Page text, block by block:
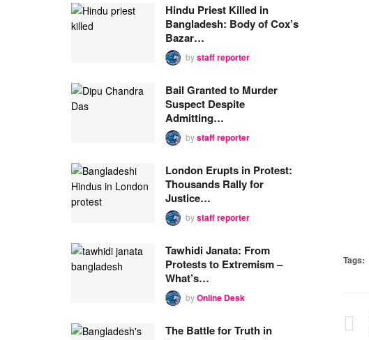
Tags:
Hindu Priest Killed in
Bangladesh: Body of Cox’s
Bazar…
bystaff reporter
Bail Granted to Murder
Suspect Despite
Admitting…
bystaff reporter
London Erupts in Protest:
Thousands Rally for
Justice…
bystaff reporter
Tawhidi Janata: From
Protests to Extremism –
What’s…
byOnline Desk
The Battle for Truth in